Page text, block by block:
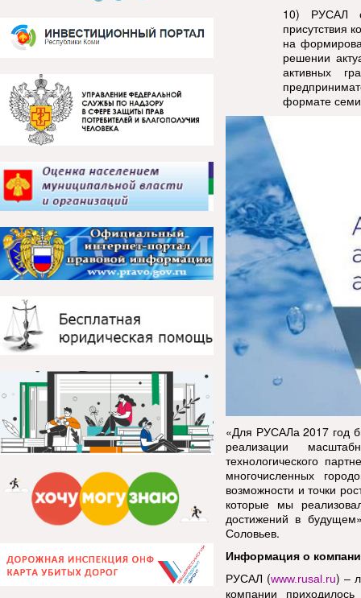
10)
РУСАЛ
присутствия
на
решении
активных
формате
«Для РУСАЛа 2017 год
реализации
технологического
многочисленных
возможности и точки
которые мы
достижений в
Соловьев.
Информация о
РУСАЛ (www.rusal.ru) –
компании